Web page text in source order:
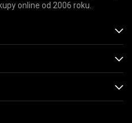
online od 2006 roku.